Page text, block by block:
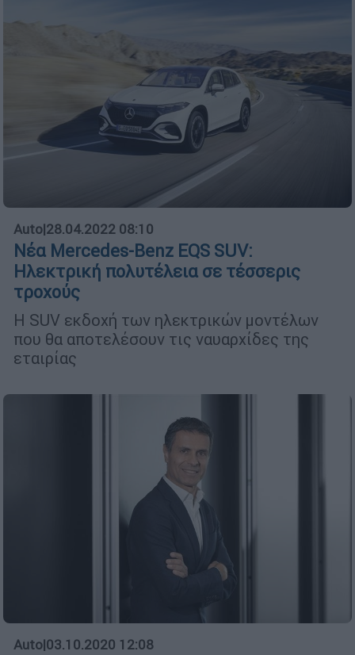
Auto|28.04.2022 08:10
Νέα Mercedes-Benz EQS SUV:
Ηλεκτρική πολυτέλεια σε τέσσερις
τροχούς
H SUV εκδοχή των ηλεκτρικών μοντέλων
που θα αποτελέσουν τις ναυαρχίδες της
εταιρίας
Auto|03.10.2020 12:08